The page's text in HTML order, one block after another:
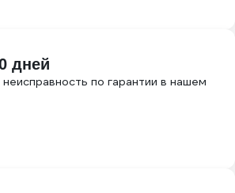
дней
по гарантии в нашем